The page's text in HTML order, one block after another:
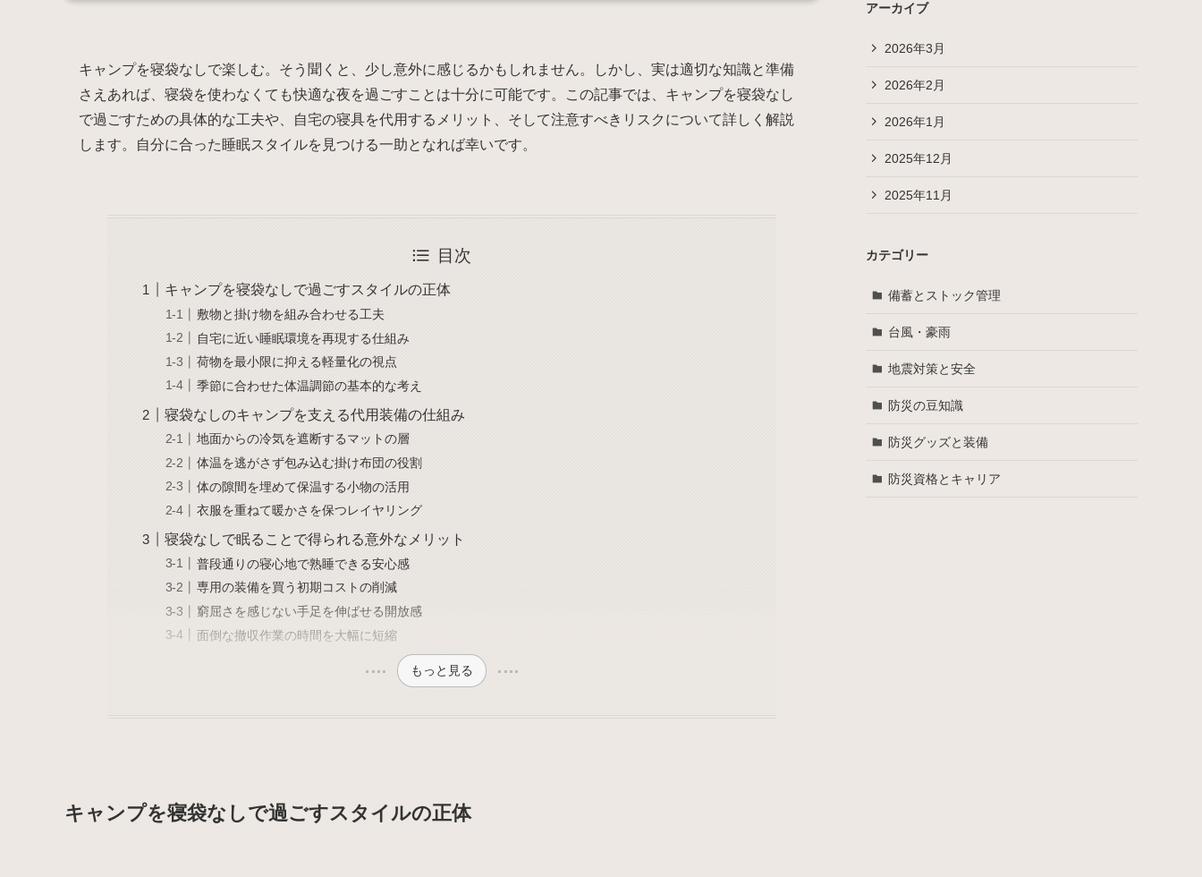
キャンプを寝袋なしで楽しむ。そう聞くと、少し意外に感じるかもしれません。しかし、実は適切な知識と準備
さえあれば、寝袋を使わなくても快適な夜を過ごすことは十分に可能です。この記事では、キャンプを寝袋なし
で過ごすための具体的な工夫や、自宅の寝具を代用するメリット、そして注意すべきリスクについて詳しく解説
します。自分に合った睡眠スタイルを見つける一助となれば幸いです。
目次
キャンプを寝袋なしで過ごすスタイルの正体
敷物と掛け物を組み合わせる工夫
自宅に近い睡眠環境を再現する仕組み
荷物を最小限に抑える軽量化の視点
季節に合わせた体温調節の基本的な考え
寝袋なしのキャンプを支える代用装備の仕組み
地面からの冷気を遮断するマットの層
体温を逃がさず包み込む掛け布団の役割
体の隙間を埋めて保温する小物の活用
衣服を重ねて暖かさを保つレイヤリング
寝袋なしで眠ることで得られる意外なメリット
普段通りの寝心地で熟睡できる安心感
専用の装備を買う初期コストの削減
窮屈さを感じない手足を伸ばせる開放感
面倒な撤収作業の時間を大幅に短縮
もっと見る
キャンプを寝袋なしで過ごすスタイルの正体
アーカイブ
2026年3月
2026年2月
2026年1月
2025年12月
2025年11月
カテゴリー
備蓄とストック管理
台風・豪雨
地震対策と安全
防災の豆知識
防災グッズと装備
防災資格とキャリア